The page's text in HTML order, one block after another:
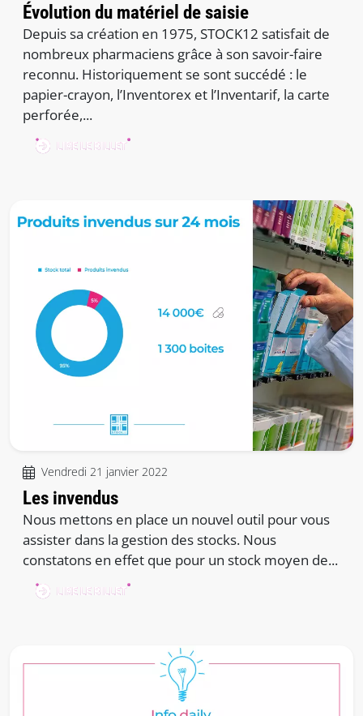
Évolution du matériel de saisie
Depuis sa création en 1975, STOCK12 satisfait de
nombreux pharmaciens grâce à son savoir-faire
reconnu. Historiquement se sont succédé : le
papier-crayon, l’Inventorex et l’Inventarif, la carte
perforée,...
LIRE LE BILLET
Vendredi 21 janvier 2022
Les invendus
Nous mettons en place un nouvel outil pour vous
assister dans la gestion des stocks. Nous
constatons en effet que pour un stock moyen de...
LIRE LE BILLET